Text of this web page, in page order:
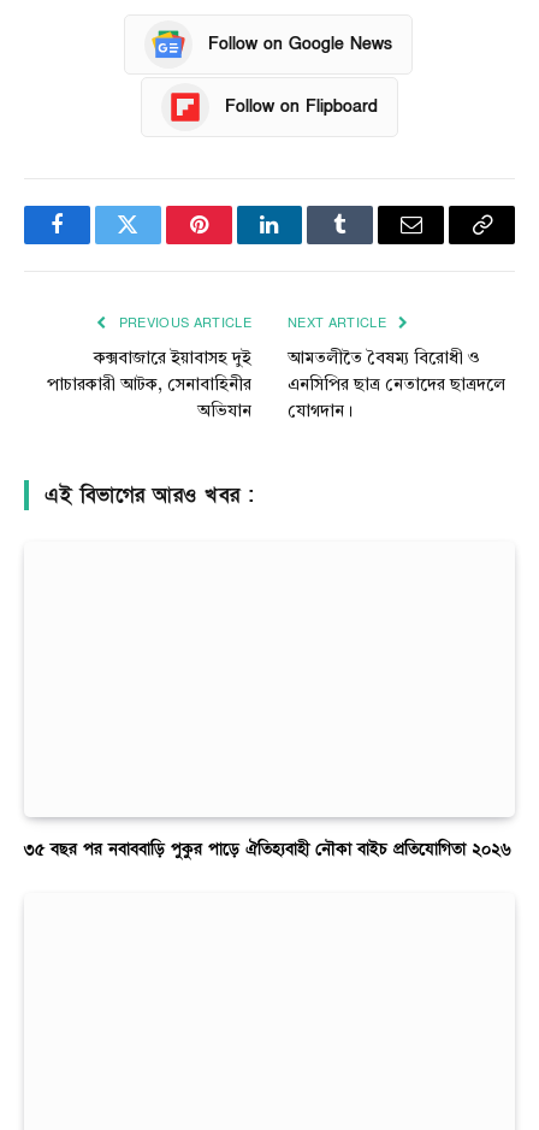
Follow on Google News
Follow on Flipboard
FacebookTwitter PinterestLinkedInTumblr Email
Copy
PREVIOUS ARTICLE
কক্সবাজারে ইয়াবাসহ দুই
পাচারকারী আটক, সেনাবাহিনীর
অভিযান
NEXT ARTICLE
আমতলীতৈ বৈষম্য বিরোধী ও
এনসিপির ছাত্র নেতাদের ছাত্রদলে
যোগদান।
এই বিভাগের আরও খবর :
৩৫ বছর পর নবাববাড়ি পুকুর পাড়ে ঐতিহ্যবাহী নৌকা বাইচ প্রতিযোগিতা ২০২৬